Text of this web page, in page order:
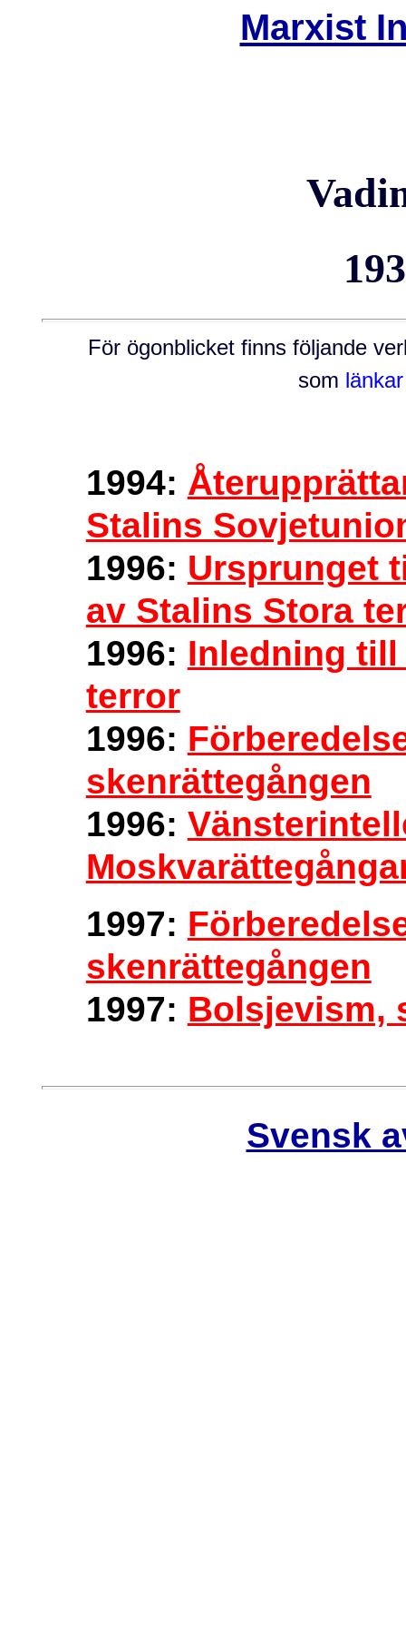
Marxist
För ögonblicket finns följande
som länkar
1994:
Stalins
1996: Ursprunget
av Stalins Stora
1996: Inledning till
terror
1996:
skenrättegången
1996:
1997:
skenrättegången
1997: Bolsjevism,
Svensk